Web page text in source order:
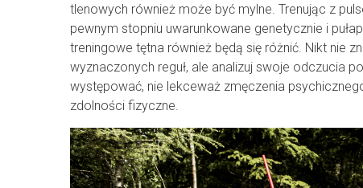
tlenowych również może być mylne. Trenując z
pewnym stopniu uwarunkowane genetycznie i
treningowe tętna również będą się różnić. Nikt nie
wyznaczonych reguł, ale analizuj swoje odczucia
występować, nie lekceważ zmęczenia
zdolności fizyczne.